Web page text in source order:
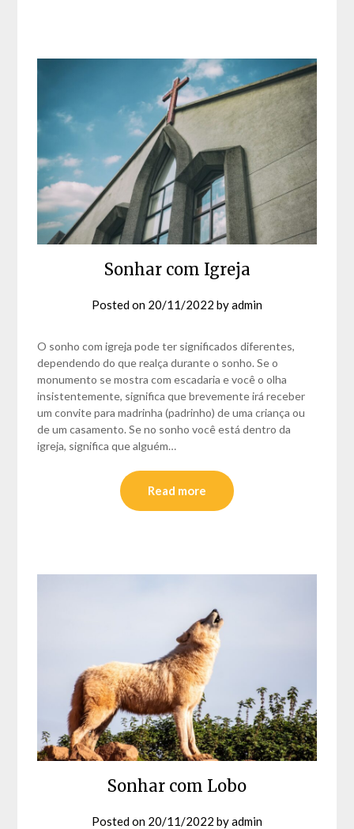
Sonhar com Igreja
Posted on 20/11/2022 byadmin
O sonho com igreja pode ter significados diferentes,
dependendo do que realça durante o sonho. Se o
monumento se mostra com escadaria e você o olha
insistentemente, significa que brevemente irá receber
um convite para madrinha (padrinho) de uma criança ou
de um casamento. Se no sonho você está dentro da
igreja, significa que alguém…
Read more
Sonhar com Lobo
Posted on 20/11/2022 byadmin